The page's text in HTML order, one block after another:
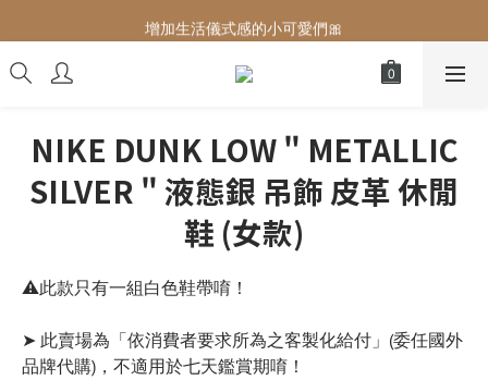
增加生活儀式感的小可愛們🎀
增加生活儀式感的小可愛們🎀
最後現貨‼️這價格不需要再解釋🔥
NIKE DUNK LOW " METALLIC
SILVER " 液態銀 吊飾 皮革 休閒
鞋 (女款)
⚠️此款只有一組白色鞋帶唷！
➤ 此賣場為「依消費者要求所為之客製化給付」(委任國外
品牌代購)，不適用於七天鑑賞期唷！